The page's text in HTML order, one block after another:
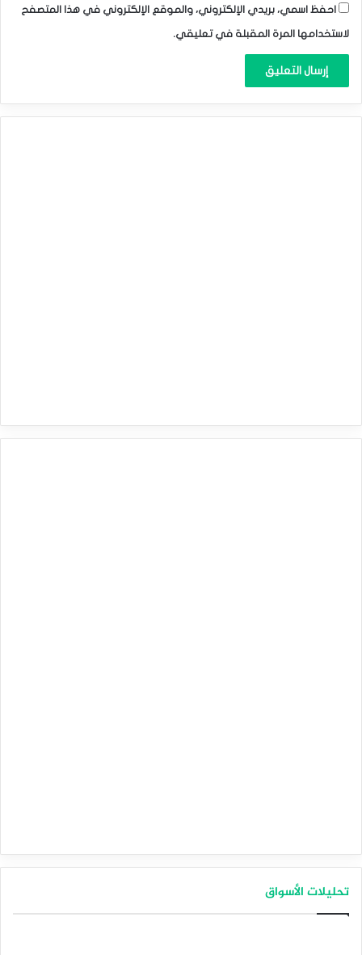
احفظ اسمي، بريدي الإلكتروني، والموقع الإلكتروني في هذا المتصفح
لاستخدامها المرة المقبلة في تعليقي.
تحليلات الأسواق